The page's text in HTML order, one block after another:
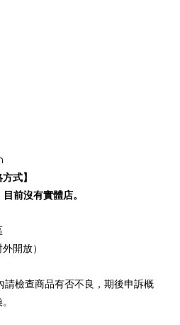
式】
前沒有實體店。
開放）
請檢查商品有否不良，期後申訴概